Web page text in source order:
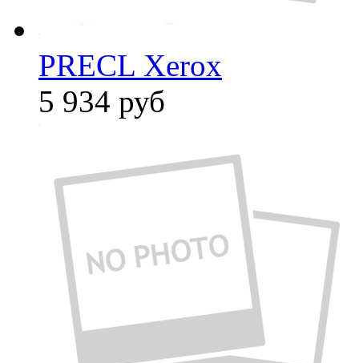
PRECL Xerox
5 934 руб